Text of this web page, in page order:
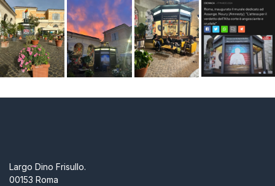
Largo Dino Frisullo.
00153 Roma